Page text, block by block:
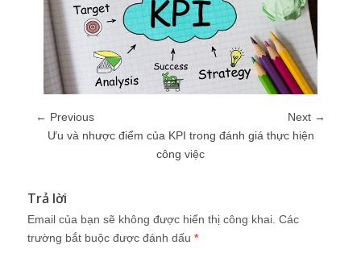
← Previous
Next →
Ưu và nhược điểm của KPI trong đánh giá thực hiện
công việc
Trả lời
Email của bạn sẽ không được hiển thị công khai. Các
trường bắt buộc được đánh dấu *